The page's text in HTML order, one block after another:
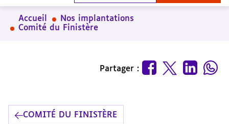
Accueil
Nos implantations
Comité du Finistère
Partager :
COMITÉ DU FINISTÈRE